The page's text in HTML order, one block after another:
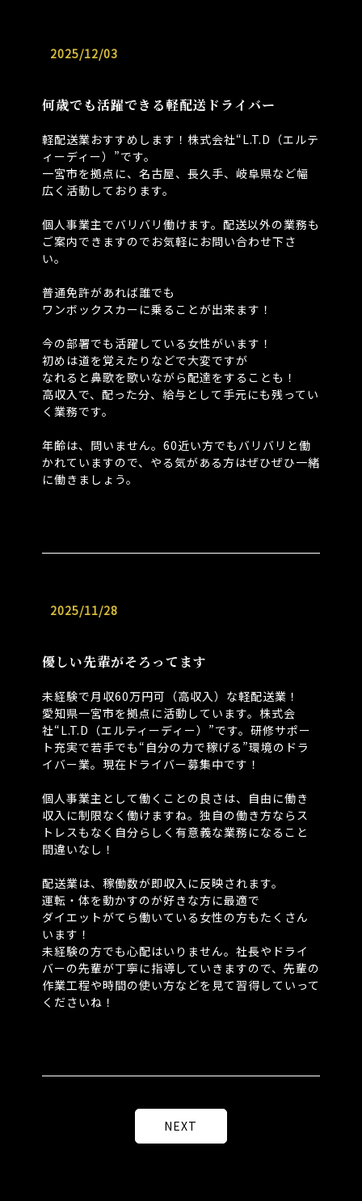
2025/12/03
何歳でも活躍できる軽配送ドライバー
軽配送業おすすめします！株式会社“L.T.D（エルテ
ィーディー）”です。
一宮市を拠点に、名古屋、長久手、岐阜県など幅
広く活動しております。
個人事業主でバリバリ働けます。配送以外の業務も
ご案内できますのでお気軽にお問い合わせ下さ
い。
普通免許があれば誰でも
ワンボックスカーに乗ることが出来ます！
今の部署でも活躍している女性がいます！
初めは道を覚えたりなどで大変ですが
なれると鼻歌を歌いながら配達をすることも！
高収入で、配った分、給与として手元にも残ってい
く業務です。
年齢は、問いません。60近い方でもバリバリと働
かれていますので、やる気がある方はぜひぜひ一緒
に働きましょう。
2025/11/28
優しい先輩がそろってます
未経験で月収60万円可（高収入）な軽配送業！
愛知県一宮市を拠点に活動しています。株式会
社“L.T.D（エルティーディー）”です。研修サポー
ト充実で若手でも“自分の力で稼げる”環境のドラ
イバー業。現在ドライバー募集中です！
個人事業主として働くことの良さは、自由に働き
収入に制限なく働けますね。独自の働き方ならス
トレスもなく自分らしく有意義な業務になること
間違いなし！
配送業は、稼働数が即収入に反映されます。
運転・体を動かすのが好きな方に最適で
ダイエットがてら働いている女性の方もたくさん
います！
未経験の方でも心配はいりません。社長やドライ
バーの先輩が丁寧に指導していきますので、先輩の
作業工程や時間の使い方などを見て習得していって
くださいね！
NEXT